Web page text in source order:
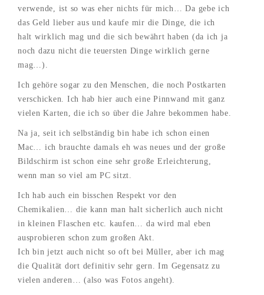
verwende, ist so was eher nichts für mich… Da gebe ich
das Geld lieber aus und kaufe mir die Dinge, die ich
halt wirklich mag und die sich bewährt haben (da ich ja
noch dazu nicht die teuersten Dinge wirklich gerne
mag…).
Ich gehöre sogar zu den Menschen, die noch Postkarten
verschicken. Ich hab hier auch eine Pinnwand mit ganz
vielen Karten, die ich so über die Jahre bekommen habe.
Na ja, seit ich selbständig bin habe ich schon einen
Mac… ich brauchte damals eh was neues und der große
Bildschirm ist schon eine sehr große Erleichterung,
wenn man so viel am PC sitzt.
Ich hab auch ein bisschen Respekt vor den
Chemikalien… die kann man halt sicherlich auch nicht
in kleinen Flaschen etc. kaufen… da wird mal eben
ausprobieren schon zum großen Akt.
Ich bin jetzt auch nicht so oft bei Müller, aber ich mag
die Qualität dort definitiv sehr gern. Im Gegensatz zu
vielen anderen… (also was Fotos angeht).